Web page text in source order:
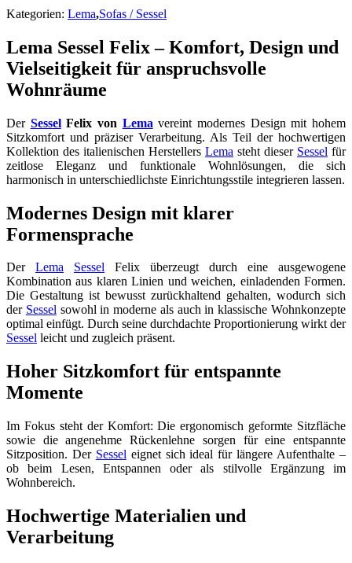
Kategorien: Lema,Sofas / Sessel
Lema Sessel Felix – Komfort, Design und
Vielseitigkeit für anspruchsvolle
Wohnräume
Der SesselFelix von Lema vereint modernes Design mit hohem
Sitzkomfort und präziser Verarbeitung. Als Teil der hochwertigen
Kollektion des italienischen Herstellers Lema steht dieser Sessel für
zeitlose Eleganz und funktionale Wohnlösungen, die sich
harmonisch in unterschiedlichste Einrichtungsstile integrieren lassen.
Modernes Design mit klarer
Formensprache
Der Lema Sessel Felix überzeugt durch eine ausgewogene
Kombination aus klaren Linien und weichen, einladenden Formen.
Die Gestaltung ist bewusst zurückhaltend gehalten, wodurch sich
der Sesselsowohl in moderne als auch in klassische Wohnkonzepte
optimal einfügt. Durch seine durchdachte Proportionierung wirkt der
Sessel leicht und zugleich präsent.
Hoher Sitzkomfort für entspannte
Momente
Im Fokus steht der Komfort: Die ergonomisch geformte Sitzfläche
sowie die angenehme Rückenlehne sorgen für eine entspannte
Sitzposition. Der Sessel eignet sich ideal für längere Aufenthalte –
ob beim Lesen, Entspannen oder als stilvolle Ergänzung im
Wohnbereich.
Hochwertige Materialien und
Verarbeitung